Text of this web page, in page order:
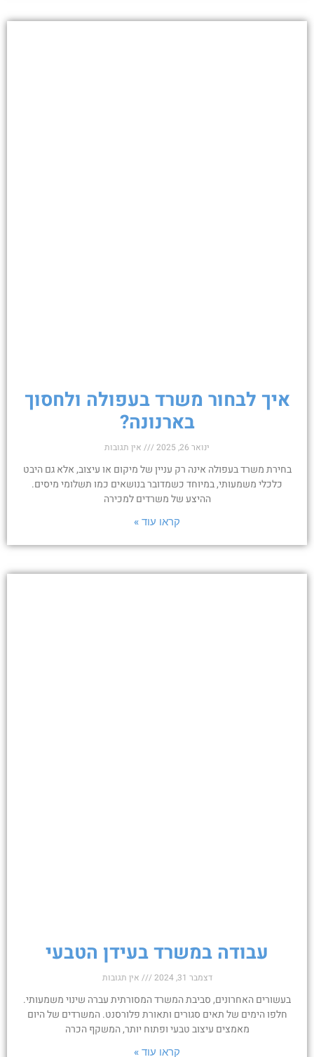
איך לבחור משרד בעפולה ולחסוך
בארנונה?
ינואר 26, 2025 אין תגובות
בחירת משרד בעפולה אינה רק עניין של מיקום או עיצוב, אלא גם היבט
כלכלי משמעותי, במיוחד כשמדובר בנושאים כמו תשלומי מיסים.
ההיצע של משרדים למכירה
קראו עוד »
עבודה במשרד בעידן הטבעי
דצמבר 31, 2024 אין תגובות
בעשורים האחרונים, סביבת המשרד המסורתית עברה שינוי משמעותי.
חלפו הימים של תאים סגורים ותאורת פלורסנט. המשרדים של היום
מאמצים עיצוב טבעי ופתוח יותר, המשקף הכרה
קראו עוד »